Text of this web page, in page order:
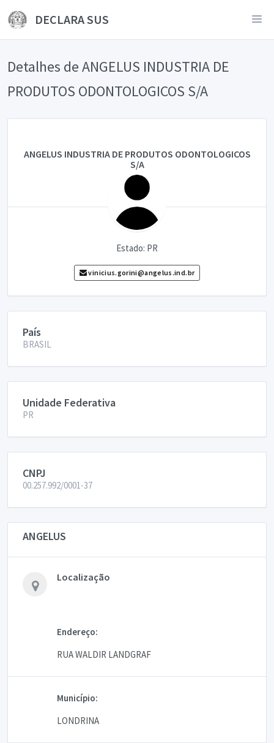
DECLARA SUS
Detalhes de ANGELUS INDUSTRIA DE
PRODUTOS ODONTOLOGICOS S/A
ANGELUS INDUSTRIA DE PRODUTOS ODONTOLOGICOS
S/A
Estado: PR
vinicius.gorini@angelus.ind.br
País
BRASIL
Unidade Federativa
PR
CNPJ
00.257.992/0001-37
ANGELUS
Localização
Endereço:
RUA WALDIR LANDGRAF
Município:
LONDRINA